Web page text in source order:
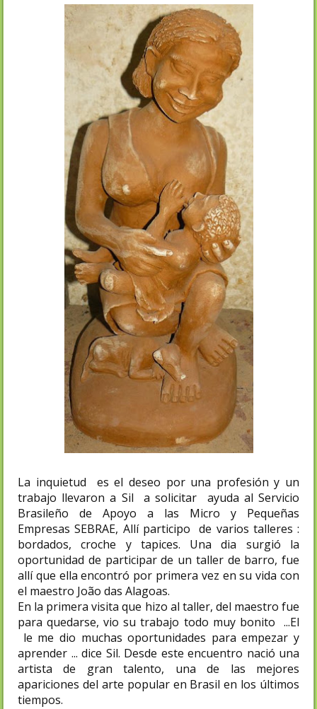
La inquietud es el deseo por una profesión y un
trabajo llevaron a Sil a solicitar ayuda al Servicio
Brasileño de Apoyo a las Micro y Pequeñas
Empresas SEBRAE, Allí participo de varios talleres :
bordados, croche y tapices. Una dia surgió la
oportunidad de participar de un taller de barro, fue
allí que ella encontró por primera vez en su vida con
el maestro João das Alagoas.
En la primera visita que hizo al taller, del maestro fue
para quedarse, vio su trabajo todo muy bonito ...El
le me dio muchas oportunidades para empezar y
aprender ... dice Sil. Desde este encuentro nació una
artista de gran talento, una de las mejores
apariciones del arte popular en Brasil en los últimos
tiempos.